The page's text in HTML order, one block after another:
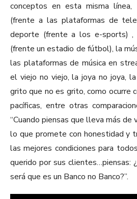
conceptos en esta misma
(frente a las plataformas de
deporte (frente a los e-sports)
(frente un estadio de fútbol), la
las plataformas de música en
el viejo no viejo, la joya no joya,
grito que no es grito, como ocurre
pacíficas, entre otras
“Cuando piensas que lleva más de
lo que promete con honestidad y
las mejores condiciones para
querido por sus clientes…piensas:
será que es un Banco no Banco?”.